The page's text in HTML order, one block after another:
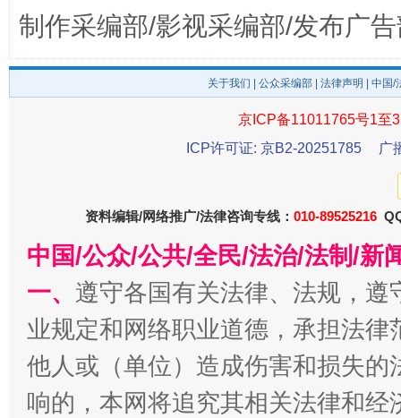
制作采编部/影视采编部/发布广
关于我们 公众采编部 法律声明 | 中国
京ICP备11011765号1至
ICP许可证: 京B2-20251785
广
资料编辑/网络推广/法律咨询专线： 010-89525216
中国/公众/公共/全民/法治/法制/新
一、 遵守各国有关法律、法规，
业规定和网络职业道德，承担法
他人或（单位）造成伤害和损失
响的，本网将追究其相关法律和